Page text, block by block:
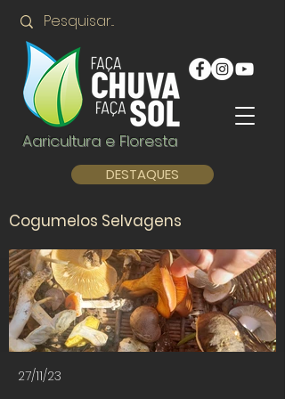
Agricultura e Floresta
DESTAQUES
Cogumelos Selvagens
27/11/23